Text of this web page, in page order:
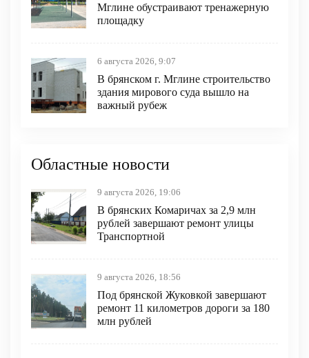
Мглине обустраивают тренажерную
площадку
6 августа 2026, 9:07
В брянском г. Мглине строительство
здания мирового суда вышло на
важный рубеж
Областные новости
9 августа 2026, 19:06
В брянских Комаричах за 2,9 млн
рублей завершают ремонт улицы
Транспортной
9 августа 2026, 18:56
Под брянской Жуковкой завершают
ремонт 11 километров дороги за 180
млн рублей